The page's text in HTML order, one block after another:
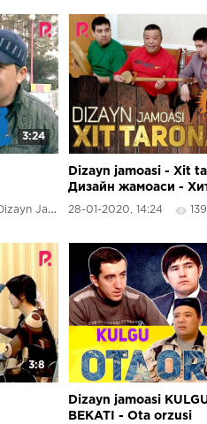
3:24
Dizayn Jamoasi
Dizayn jamoasi - Xit
Дизайн жамоаси -
тарона 2020
28-01-2020, 14:24
3:8
Dizayn jamoasi
BEKATI - Ota orzusi